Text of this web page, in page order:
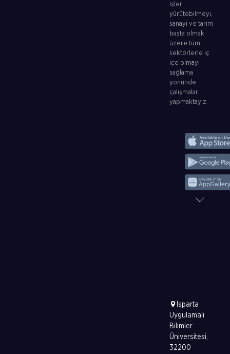
işler
yürütebilmeyi,
sanayi ve tarım
başta olmak
üzere tüm
sektörlerle iç
içe olmayı
sağlama
yönünde
çalışmalar
yapmaktayız.
Isparta
Uygulamalı
Bilimler
Üniversitesi,
32200